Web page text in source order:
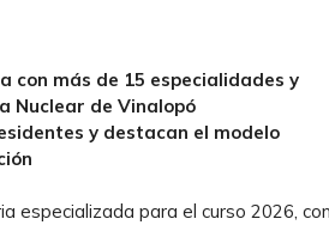
con más de 15 especialidades y
Nuclear de Vinalopó
y destacan el modelo
especializada para el curso 2026, con